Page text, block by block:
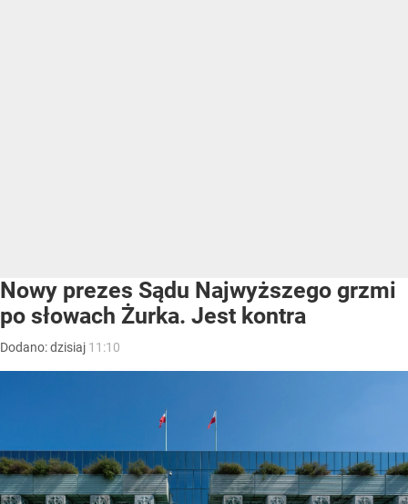
Nowy prezes Sądu Najwyższego grzmi
po słowach Żurka. Jest kontra
Dodano:dzisiaj 11:10